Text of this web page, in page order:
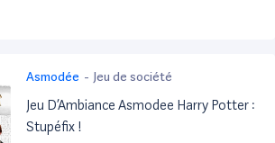
Asmodée - Jeu de société
Jeu D’Ambiance Asmodee Harry Potter :
Stupéfix !